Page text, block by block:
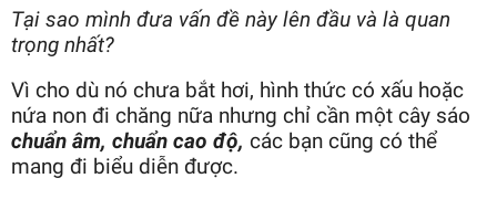
Tại sao mình đưa vấn đề này lên đầu và là quan
trọng nhất?
Vì cho dù nó chưa bắt hơi, hình thức có xấu hoặc
nứa non đi chăng nữa nhưng chỉ cần một cây sáo
chuẩn âm, chuẩn cao độ, các bạn cũng có thể
mang đi biểu diễn được.